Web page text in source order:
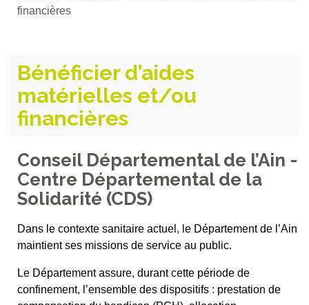
financières
Bénéficier d’aides
matérielles et/ou
financières
Conseil Départemental de l’Ain -
Centre Départemental de la
Solidarité (CDS)
Dans le contexte sanitaire actuel, le Département de l’Ain
maintient ses missions de service au public.
Le Département assure, durant cette période de
confinement, l’ensemble des dispositifs : prestation de